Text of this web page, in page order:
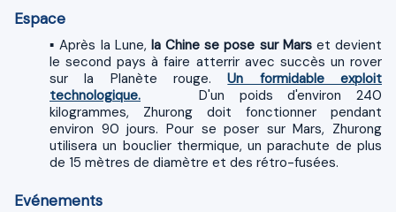
Espace
▪ Après la Lune, la Chine se pose sur Marset devient
le second pays à faire atterrir avec succès un rover
sur la Planète rouge.Un formidable exploit
technologique. D'un poids d'environ 240
kilogrammes, Zhurong doit fonctionner pendant
environ 90 jours. Pour se poser sur Mars, Zhurong
utilisera un bouclier thermique, un parachute de plus
de 15 mètres de diamètre et des rétro-fusées.
Evénements